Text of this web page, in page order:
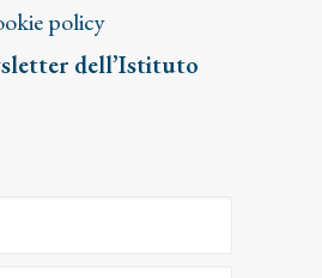
policy
dell’Istituto